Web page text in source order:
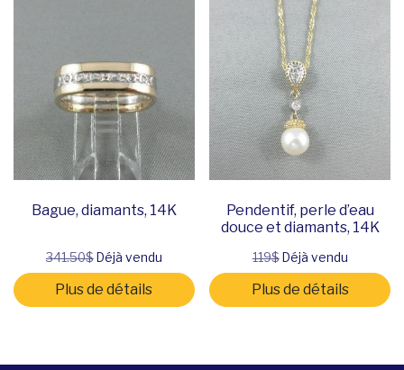
Bague, diamants, 14K
341.50$Déjà vendu
Plus de détails
Pendentif, perle d’eau
douce et diamants, 14K
119$Déjà vendu
Plus de détails